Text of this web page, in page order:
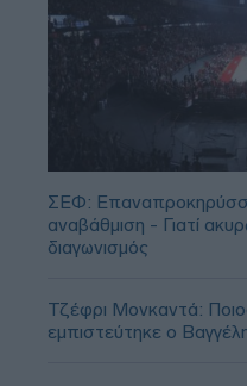
ΣΕΦ:
αναβάθμιση - Γιατί
διαγωνισμός
Τζέφρι Μονκαντά:
εμπιστεύτηκε ο